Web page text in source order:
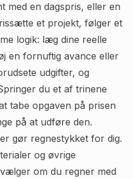
med en dagspris, eller en
et projekt, følger et
logik: læg dine reelle
en fornuftig avance eller
udgifter, og
du et af trinene
tabe opgaven på prisen
på at udføre den.
gør regnestykket for dig.
og øvrige
om du regner med